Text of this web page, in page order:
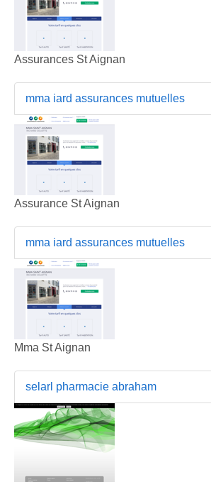
Assurances St Aignan
mma iard assurances mutuelles
Assurance St Aignan
mma iard assurances mutuelles
Mma St Aignan
selarl pharmacie abraham